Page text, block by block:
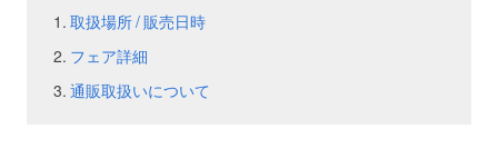
取扱場所 / 販売日時
フェア詳細
通販取扱いについて